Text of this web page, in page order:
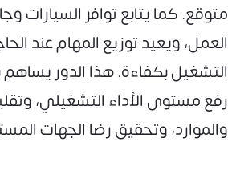
متوقع. كما يتابع توافر السيارات
العمل، ويعيد توزيع المهام عند
التشغيل بكفاءة. هذا الدور
رفع مستوى الأداء التشغيلي،
والموارد، وتحقيق رضا الجهات